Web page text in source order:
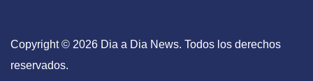
Copyright © 2026 Dia a Dia News. Todos los derechos
reservados.